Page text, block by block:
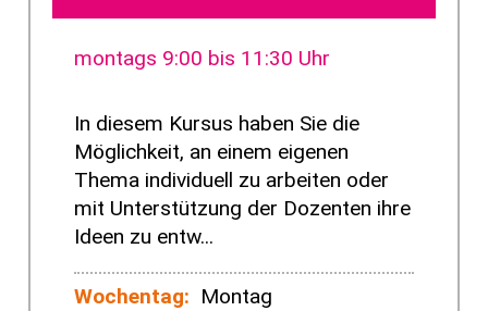
montags 9:00 bis 11:30 Uhr
In diesem Kursus haben Sie die
Möglichkeit, an einem eigenen
Thema individuell zu arbeiten oder
mit Unterstützung der Dozenten ihre
Ideen zu entw...
Wochentag: Montag